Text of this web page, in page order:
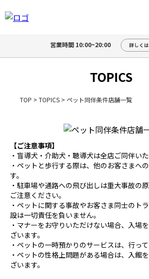
営業時間 10:00~20:00 詳しく
TOPICS
TOP > TOPICS > ペット同伴条件店舗一覧
【ご注意事項】
・盲導犬・介助犬・聴導犬は全店ご同伴いた
・ペットと歩行する際は、他のお客さまへ
す。
・駐車場や通路への飛び出しは重大事故の
ご注意ください。
・ペットに関する事故やお客さま同士のト
設は一切責任を負いません。
・マナーをお守りいただけない場合、入場
ざいます。
・ペットの一時預かりのサービスは、行って
・ペットの性格上問題がある場合は、入館
ざいます。